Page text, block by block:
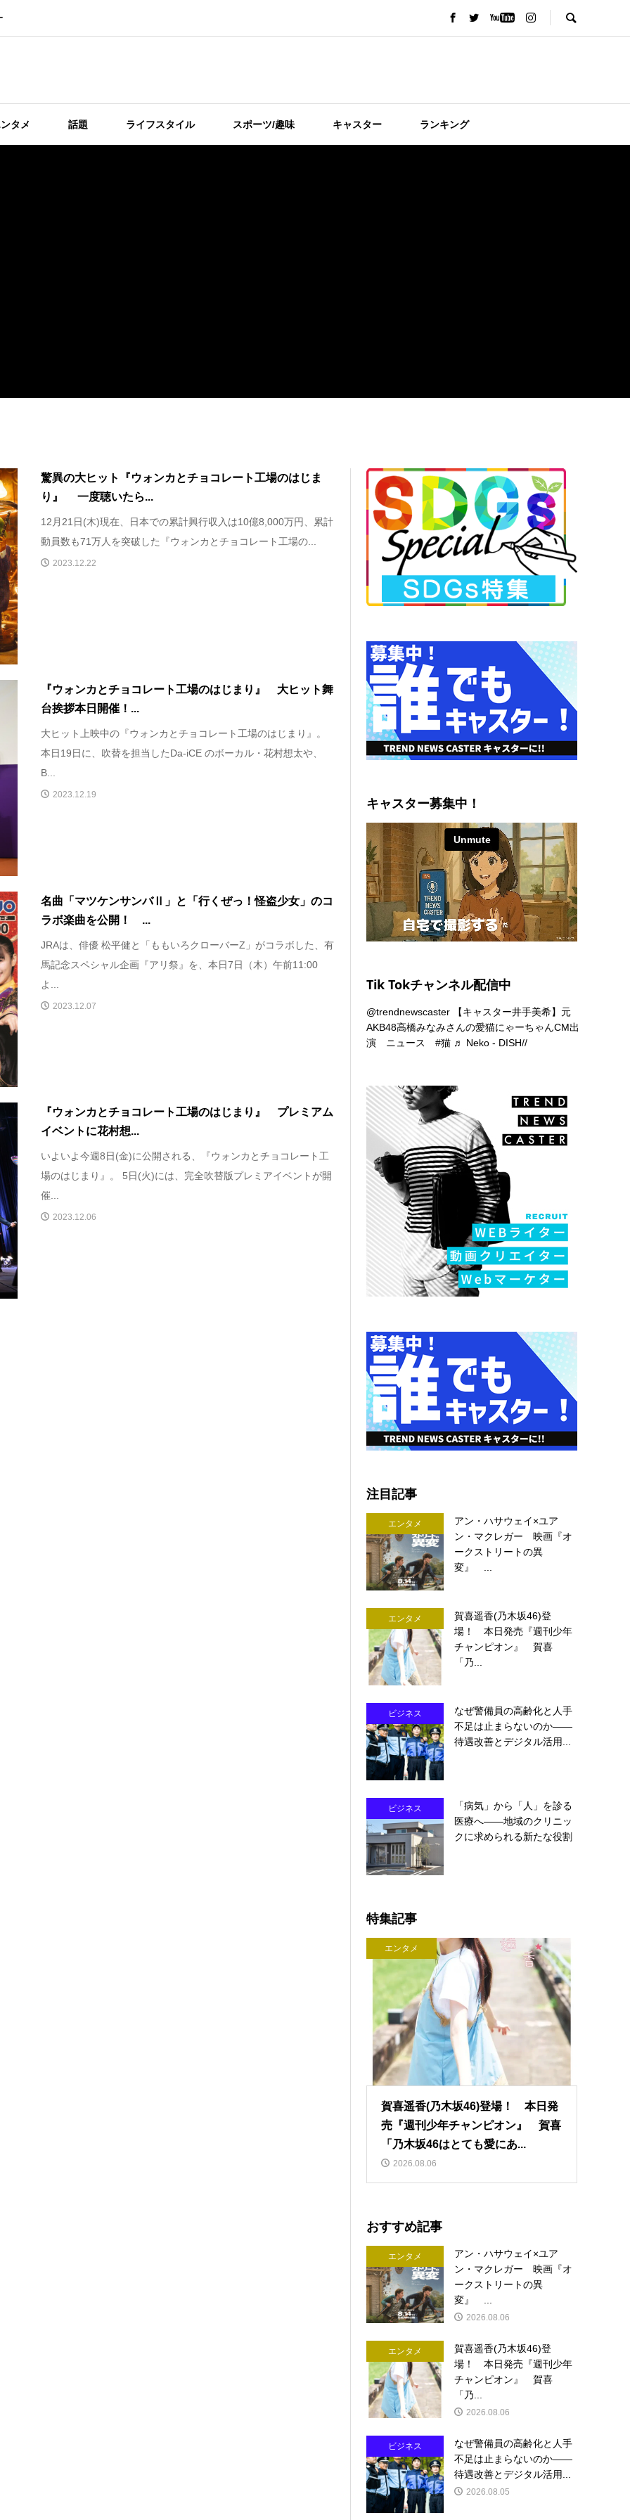
タメ 話題 ライフスタイル スポーツ/趣味 キャスター ランキング
驚異の大ヒット『ウォンカとチョコレート工場のはじま
り』 一度聴いたら...
12月21日(木)現在、日本での累計興行収入は10億8,000万円、累計
動員数も71万人を突破した『ウォンカとチョコレート工場の...
2023.12.22
『ウォンカとチョコレート工場のはじまり』 大ヒット舞
台挨拶本日開催！...
大ヒット上映中の『ウォンカとチョコレート工場のはじまり』。
本日19日に、吹替を担当したDa-iCE のボーカル・花村想太や、
B...
2023.12.19
名曲「マツケンサンバⅡ」と「行くぜっ！怪盗少女」のコ
ラボ楽曲を公開！ ...
JRAは、俳優 松平健と「ももいろクローバーZ」がコラボした、有
馬記念スペシャル企画『アリ祭』を、本日7日（木）午前11:00
よ...
2023.12.07
『ウォンカとチョコレート工場のはじまり』 プレミアム
イベントに花村想...
いよいよ今週8日(金)に公開される、『ウォンカとチョコレート工
場のはじまり』。 5日(火)には、完全吹替版プレミアイベントが開
催...
2023.12.06
キャスター募集中！
Tik Tokチャンネル配信中
@trendnewscaster 【キャスター井手美希】元
AKB48高橋みなみさんの愛猫にゃーちゃんCM出
演 ニュース#猫 ♬ Neko - DISH//
注目記事
エンタメ
アン・ハサウェイ×ユア
ン・マクレガー 映画『オ
ークストリートの異
変』 ...
エンタメ
賀喜遥香(乃木坂46)登
場！ 本日発売『週刊少年
チャンピオン』 賀喜
「乃...
ビジネス
なぜ警備員の高齢化と人手
不足は止まらないのか――
待遇改善とデジタル活用...
ビジネス
「病気」から「人」を診る
医療へ――地域のクリニッ
クに求められる新たな役割
特集記事
エンタメ
賀喜遥香(乃木坂46)登場！ 本日発
売『週刊少年チャンピオン』 賀喜
「乃木坂46はとても愛にあ...
2026.08.06
おすすめ記事
エンタメ
アン・ハサウェイ×ユア
ン・マクレガー 映画『オ
ークストリートの異
変』 ...
2026.08.06
エンタメ
賀喜遥香(乃木坂46)登
場！ 本日発売『週刊少年
チャンピオン』 賀喜
「乃...
2026.08.06
ビジネス
なぜ警備員の高齢化と人手
不足は止まらないのか――
待遇改善とデジタル活用...
2026.08.05